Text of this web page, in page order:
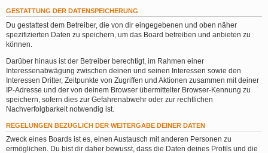
GESTATTUNG DER DATENSPEICHERUNG
Du gestattest dem Betreiber, die von dir eingegebenen und oben näher
spezifizierten Daten zu speichern, um das Board betreiben und anbieten zu
können.
Darüber hinaus ist der Betreiber berechtigt, im Rahmen einer
Interessenabwägung zwischen deinen und seinen Interessen sowie den
Interessen Dritter, Zeitpunkte von Zugriffen und Aktionen zusammen mit deiner
IP-Adresse und der von deinem Browser übermittelter Browser-Kennung zu
speichern, sofern dies zur Gefahrenabwehr oder zur rechtlichen
Nachverfolgbarkeit notwendig ist.
REGELUNGEN BEZÜGLICH DER WEITERGABE DEINER DATEN
Zweck eines Boards ist es, einen Austausch mit anderen Personen zu
ermöglichen. Du bist dir daher bewusst, dass die Daten deines Profils und die